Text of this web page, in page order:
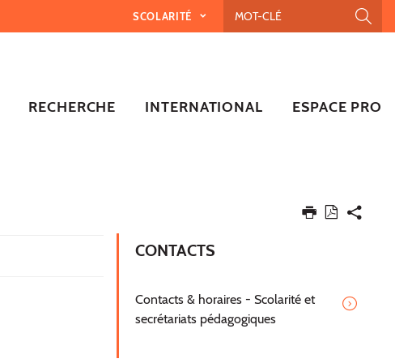
SCOLARITÉ
RECHERCHE INTERNATIONAL ESPACE PRO
CONTACTS
Contacts & horaires - Scolarité et
secrétariats pédagogiques